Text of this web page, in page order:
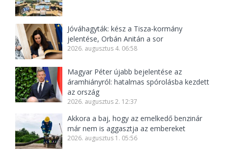
Jóváhagyták: kész a Tisza-kormány
jelentése, Orbán Anitán a sor
2026. augusztus 4. 06:58
Magyar Péter újabb bejelentése az
áramhiányról: hatalmas spórolásba kezdett
az ország
2026. augusztus 2. 12:37
Akkora a baj, hogy az emelkedő benzinár
már nem is aggasztja az embereket
2026. augusztus 1. 05:56